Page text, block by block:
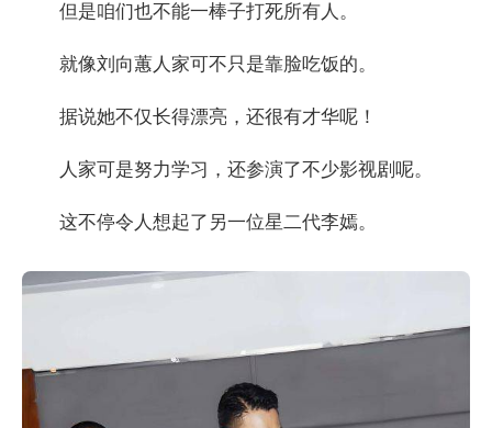
但是咱们也不能一棒子打死所有人。
就像刘向蕙人家可不只是靠脸吃饭的。
据说她不仅长得漂亮，还很有才华呢！
人家可是努力学习，还参演了不少影视剧呢。
这不停令人想起了另一位星二代李嫣。